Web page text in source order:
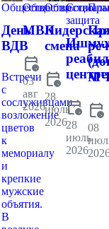
Общество
День
ВДВ
Встречи
с
сослуживцами,
возложение
цветов
к
мемориалу
и
крепкие
мужские
объятия.
В
Общество
МВК
calendar_clock
03
авг
2026
Общество
смена
calendar_clock
28
июль
2026
защита
центре
calendar_clock
28
июль
2026
calendar_clock
08